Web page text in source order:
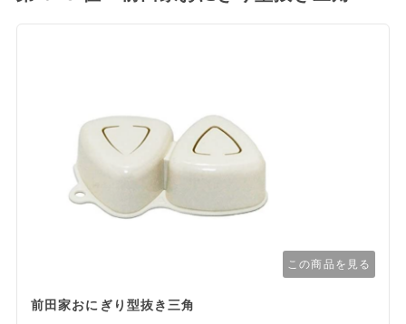
この商品を見る
前田家おにぎり型抜き三角